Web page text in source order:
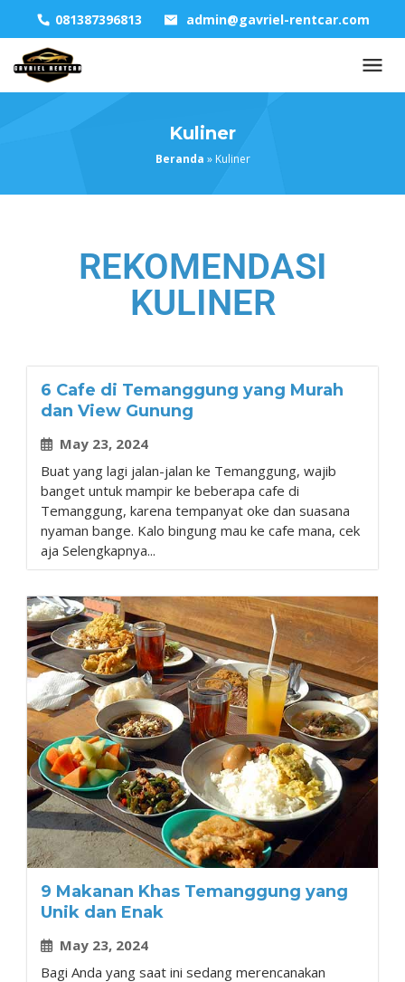
081387396813 admin@gavriel-rentcar.com
Kuliner
Beranda » Kuliner
REKOMENDASI
KULINER
6 Cafe di Temanggung yang Murah
dan View Gunung
May 23, 2024
Buat yang lagi jalan-jalan ke Temanggung, wajib
banget untuk mampir ke beberapa cafe di
Temanggung, karena tempanyat oke dan suasana
nyaman bange. Kalo bingung mau ke cafe mana, cek
aja Selengkapnya...
9 Makanan Khas Temanggung yang
Unik dan Enak
May 23, 2024
Bagi Anda yang saat ini sedang merencanakan